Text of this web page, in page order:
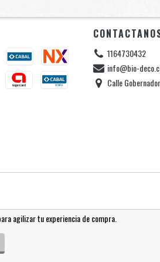
agilizar tu experiencia de compra.
1164730432
info@bio-
Calle